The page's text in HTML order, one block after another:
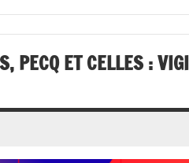
PECQ ET CELLES :